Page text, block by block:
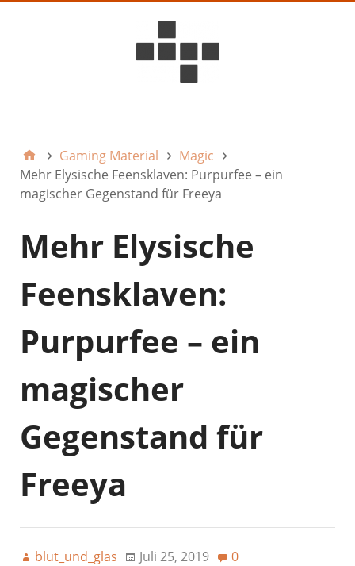
Gaming Material
Magic
Mehr Elysische Feensklaven: Purpurfee – ein
magischer Gegenstand für Freeya
Mehr Elysische
Feensklaven:
Purpurfee – ein
magischer
Gegenstand für
Freeya
blut_und_glas Juli 25, 2019 0